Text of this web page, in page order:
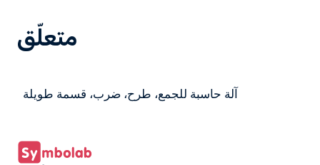
متعلّق
آلة حاسبة للجمع، طرح، ضرب، قسمة طويلة